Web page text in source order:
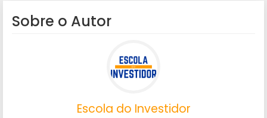
Sobre o Autor
Escola do Investidor